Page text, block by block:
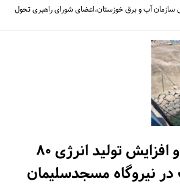
آب و برق خوزستان،اعضای شورای راهبری تحول
بهبود راندمان و افزایش تولید انرژی ۸۰
نیروگاه مسجدسلیمان